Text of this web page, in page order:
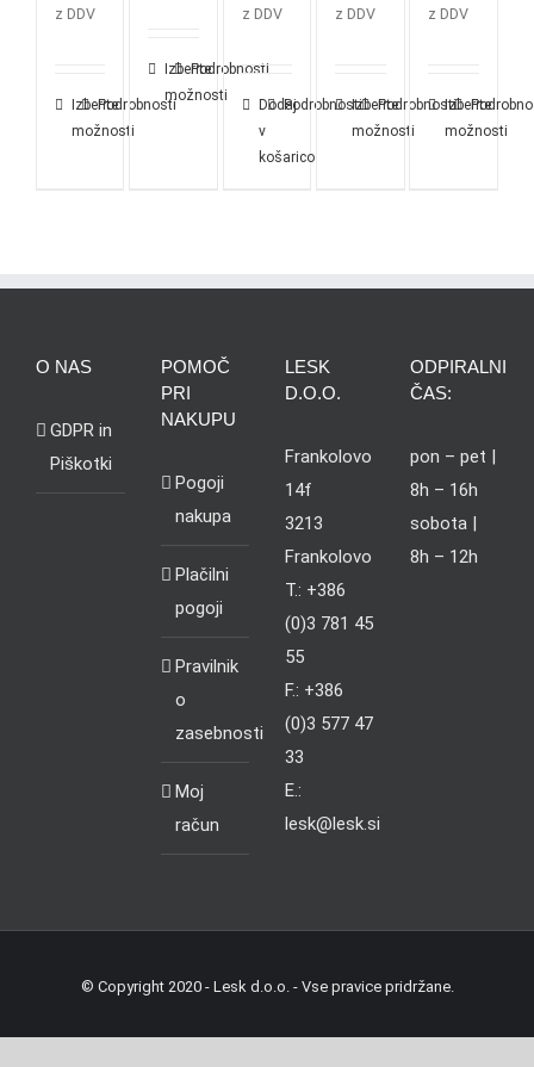
z DDV
Izberite
možnosti
Podrobnosti
Izberite
možnosti
Podrobnosti
z DDV
Dodaj
v
košarico
Podrobnosti
z DDV
Izberite
možnosti
Podrobnosti
z DDV
Izberite
možnosti
O NAS
GDPR in
Piškotki
POMOČ
PRI
NAKUPU
Pogoji
nakupa
Plačilni
pogoji
Pravilnik
o
zasebnosti
Moj
račun
LESK
D.O.O.
Frankolovo
14f
3213
Frankolovo
T.: +386
(0)3 781 45
55
F.: +386
(0)3 577 47
33
E.:
lesk@lesk.si
ODPIRALNI
ČAS:
pon – pet |
8h – 16h
sobota |
8h – 12h
© Copyright 2020 - Lesk d.o.o. - Vse pravice pridržane.